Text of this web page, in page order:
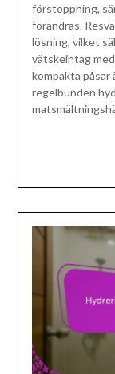
förstoppning,
förändras.
lösning, vilket
vätskeintag
kompakta
regelbunden